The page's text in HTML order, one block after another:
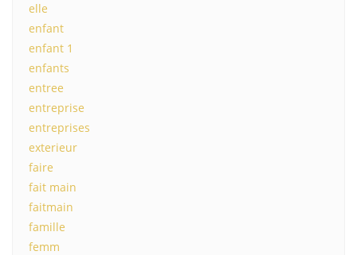
elle
enfant
enfant 1
enfants
entree
entreprise
entreprises
exterieur
faire
fait main
faitmain
famille
femm